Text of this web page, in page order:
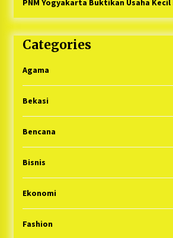
Categories
Agama
Bekasi
Bencana
Bisnis
Ekonomi
Fashion